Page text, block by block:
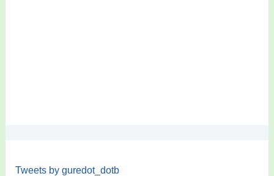
Tweets by guredot_dotb